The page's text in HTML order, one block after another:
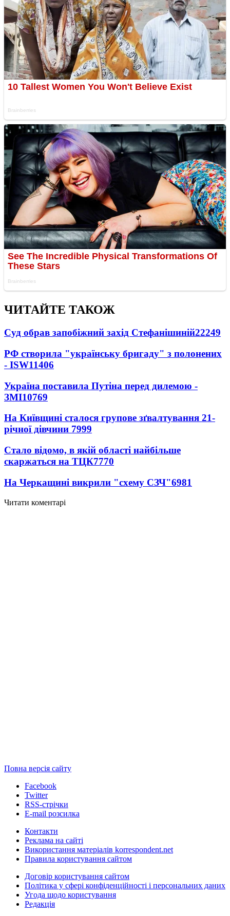
ЧИТАЙТЕ ТАКОЖ
Суд обрав запобіжний захід Стефанішиній22249
РФ створила "українську бригаду" з полонених
- ISW11406
Україна поставила Путіна перед дилемою -
ЗМІ10769
На Київщині сталося групове зґвалтування 21-
річної дівчини 7999
Стало відомо, в якій області найбільше
скаржаться на ТЦК7770
На Черкащині викрили "схему СЗЧ"6981
Читати коментарі
Повна версія сайту
Facebook
Twitter
RSS-стрічки
E-mail розсилка
Контакти
Реклама на сайті
Використання матеріалів korrespondent.net
Правила користування сайтом
Договір користування сайтом
Політика у сфері конфіденційності і персональних даних
Угода щодо користування
Редакція